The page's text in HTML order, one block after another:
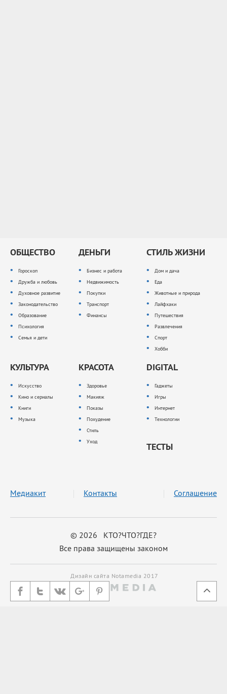
ОБЩЕСТВО
Гороскоп
Дружба и любовь
Духовное развитие
Законодательство
Образование
Психология
Семья и дети
ДЕНЬГИ
Бизнес и работа
Недвижимость
Покупки
Транспорт
Финансы
СТИЛЬ ЖИЗНИ
Дом и дача
Еда
Животные и природа
Лайфхаки
Путешествия
Развлечения
Спорт
Хобби
КУЛЬТУРА
Искусство
Кино и сериалы
Книги
Музыка
КРАСОТА
Здоровье
Макияж
Показы
Похудение
Стиль
Уход
DIGITAL
Гаджеты
Игры
Интернет
Технологии
ТЕСТЫ
© 2026 КТО?ЧТО?ГДЕ?
Все права защищены законом
Медиакит Контакты Соглашение
Дизайн сайта Notamedia 2017